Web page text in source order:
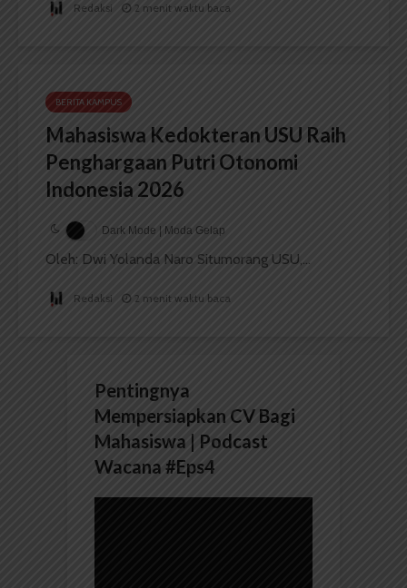
Redaksi 2 menit waktu baca
BERITA KAMPUS
Mahasiswa Kedokteran USU Raih
Penghargaan Putri Otonomi
Indonesia 2026
Dark Mode | Moda Gelap
Oleh: Dwi Yolanda Naro Situmorang USU,...
Redaksi 2 menit waktu baca
Pentingnya
Mempersiapkan CV Bagi
Mahasiswa | Podcast
Wacana #Eps4